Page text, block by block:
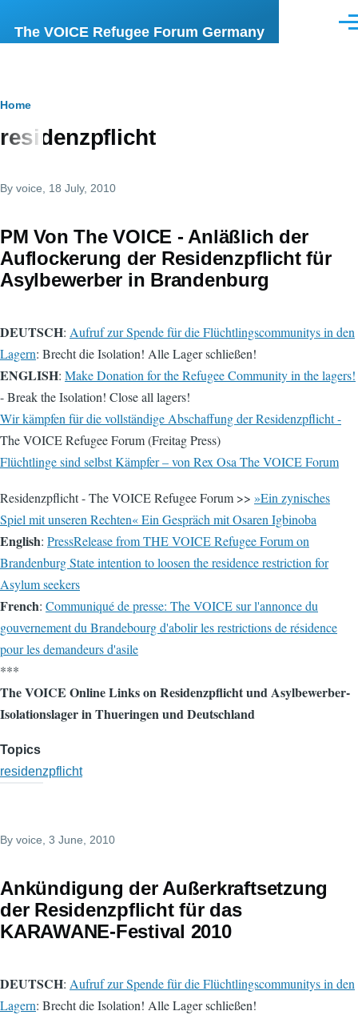
The VOICE Refugee Forum Germany
Breadcrumb
Home
residenzpflicht
By voice , 18 July, 2010
PM Von The VOICE - Anläßlich der
Auflockerung der Residenzpflicht für
Asylbewerber in Brandenburg
DEUTSCH: Aufruf zur Spende für die Flüchtlingscommunitys in den
Lagern: Brecht die Isolation! Alle Lager schließen!
ENGLISH: Make Donation for the Refugee Community in the lagers!
- Break the Isolation! Close all lagers!
Wir kämpfen für die vollständige Abschaffung der Residenzpflicht -
The VOICE Refugee Forum (Freitag Press)
Flüchtlinge sind selbst Kämpfer – von Rex Osa The VOICE Forum
Residenzpflicht - The VOICE Refugee Forum >> »Ein zynisches
Spiel mit unseren Rechten« Ein Gespräch mit Osaren Igbinoba
English: PressRelease from THE VOICE Refugee Forum on
Brandenburg State intention to loosen the residence restriction for
Asylum seekers
French: Communiqué de presse: The VOICE sur l'annonce du
gouvernement du Brandebourg d'abolir les restrictions de résidence
pour les demandeurs d'asile
***
The VOICE Online Links on Residenzpflicht und Asylbewerber-
Isolationslager in Thueringen und Deutschland
Topics
residenzpflicht
By voice , 3 June, 2010
Ankündigung der Außerkraftsetzung
der Residenzpflicht für das
KARAWANE-Festival 2010
DEUTSCH: Aufruf zur Spende für die Flüchtlingscommunitys in den
Lagern: Brecht die Isolation! Alle Lager schließen!